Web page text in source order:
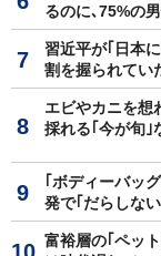
るのに､75%の
習近平が｢日本
割を握られてい
エビやカニを
採れる｢今が旬｣
｢ボディーバッ
発で｢だらしな
富裕層の｢ペッ